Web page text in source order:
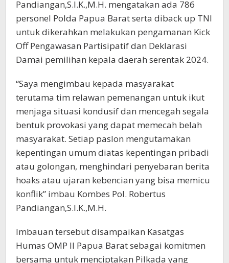
Pandiangan,S.I.K.,M.H. mengatakan ada 786
personel Polda Papua Barat serta diback up TNI
untuk dikerahkan melakukan pengamanan Kick
Off Pengawasan Partisipatif dan Deklarasi
Damai pemilihan kepala daerah serentak 2024.
“Saya mengimbau kepada masyarakat
terutama tim relawan pemenangan untuk ikut
menjaga situasi kondusif dan mencegah segala
bentuk provokasi yang dapat memecah belah
masyarakat. Setiap paslon mengutamakan
kepentingan umum diatas kepentingan pribadi
atau golongan, menghindari penyebaran berita
hoaks atau ujaran kebencian yang bisa memicu
konflik” imbau Kombes Pol. Robertus
Pandiangan,S.I.K.,M.H.
Imbauan tersebut disampaikan Kasatgas
Humas OMP II Papua Barat sebagai komitmen
bersama untuk menciptakan Pilkada yang